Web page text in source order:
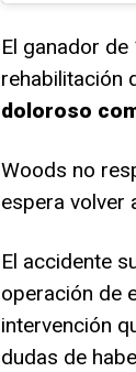
El ganador de
rehabilitación
doloroso
Woods no
espera volver
El accidente
operación de
intervención
dudas de